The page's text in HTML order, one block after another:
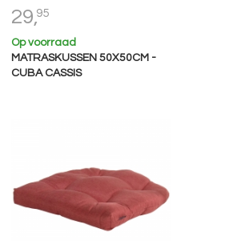
29,95
Op voorraad
MATRASKUSSEN 50X50CM -
CUBA CASSIS